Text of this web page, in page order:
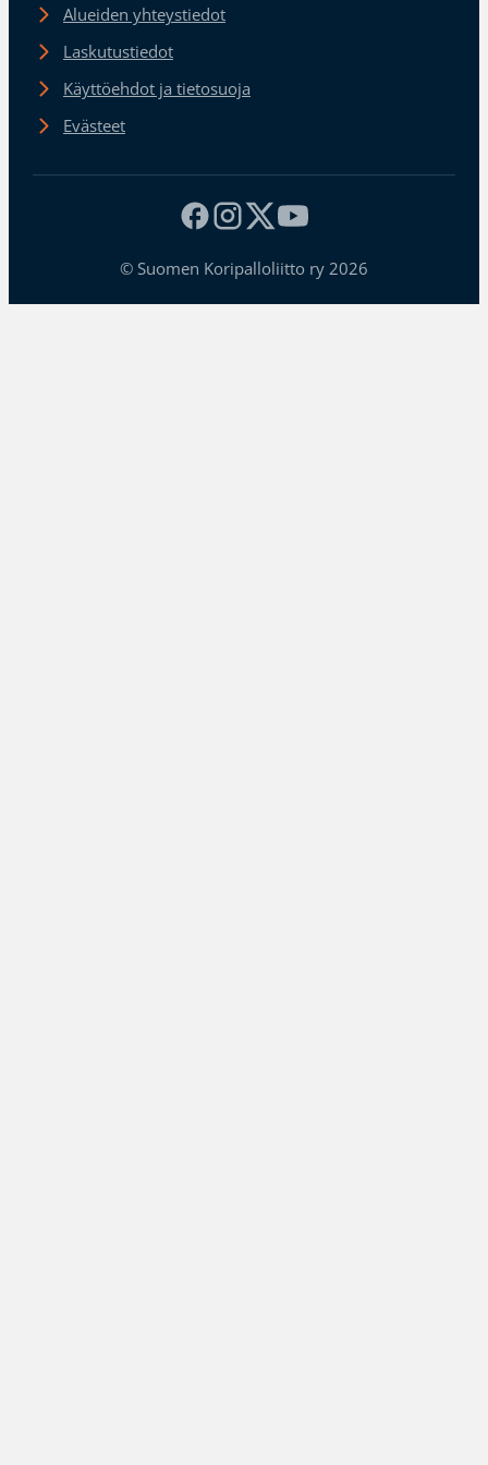
Alueiden yhteystiedot
Laskutustiedot
Käyttöehdot ja tietosuoja
Evästeet
© Suomen Koripalloliitto ry 2026